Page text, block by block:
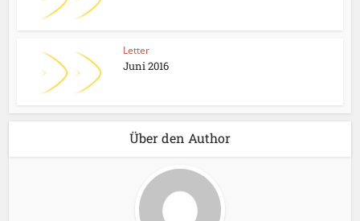
Letter
Juni 2016
Über den Author